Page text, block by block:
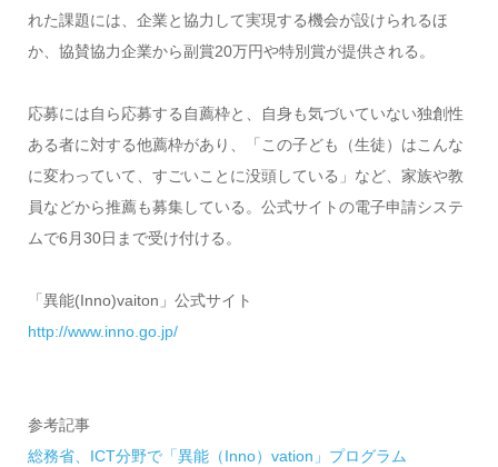
れた課題には、企業と協力して実現する機会が設けられるほ
か、協賛協力企業から副賞20万円や特別賞が提供される。
応募には自ら応募する自薦枠と、自身も気づいていない独創性
ある者に対する他薦枠があり、「この子ども（生徒）はこんな
に変わっていて、すごいことに没頭している」など、家族や教
員などから推薦も募集している。公式サイトの電子申請システ
ムで6月30日まで受け付ける。
「異能(Inno)vaiton」公式サイト
http://www.inno.go.jp/
参考記事
総務省、ICT分野で「異能（Inno）vation」プログラム